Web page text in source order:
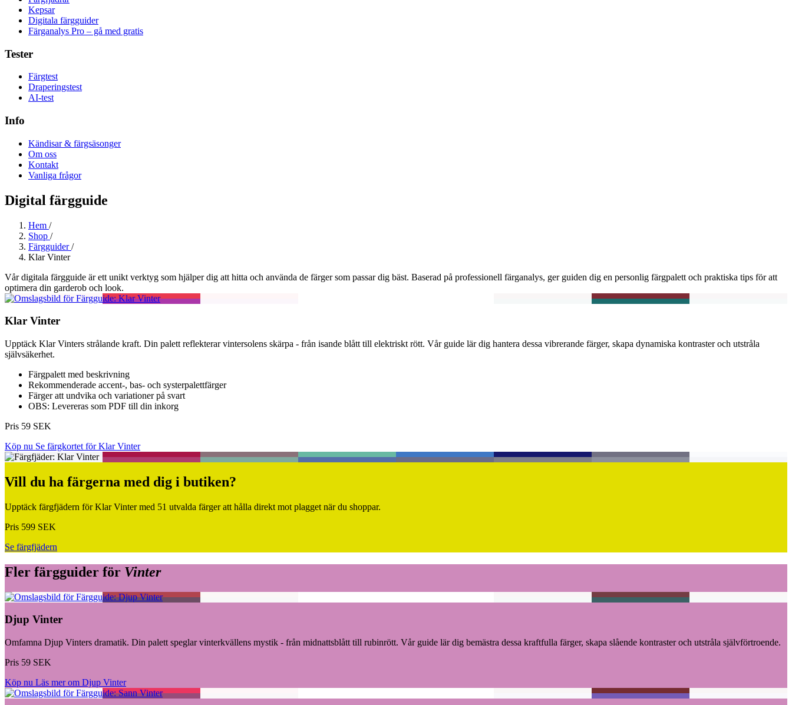
Kepsar
Digitala färgguider
Färganalys Pro – gå med gratis
Tester
Färgtest
Draperingstest
AI-test
Info
Kändisar & färgsäsonger
Om oss
Kontakt
Vanliga frågor
Digital färgguide
Hem /
Shop /
Färgguider /
Klar Vinter
Vår digitala färgguide är ett unikt verktyg som hjälper dig att hitta och använda de färger som passar dig bäst. Baserad på professionell färganalys, ger guiden dig en personlig färgpalett och praktiska tips för att
optimera din garderob och look.
Klar Vinter
Upptäck Klar Vinters strålande kraft. Din palett reflekterar vintersolens skärpa - från isande blått till elektriskt rött. Vår guide lär dig hantera dessa vibrerande färger, skapa dynamiska kontraster och utstråla
självsäkerhet.
Färgpalett med beskrivning
Rekommenderade accent-, bas- och systerpalettfärger
Färger att undvika och variationer på svart
OBS: Levereras som PDF till din inkorg
Pris 59 SEK
Köp nu Se färgkortet för Klar Vinter
Vill du ha färgerna med dig i butiken?
Upptäck färgfjädern för Klar Vinter med 51 utvalda färger att hålla direkt mot plagget när du shoppar.
Pris 599 SEK
Se färgfjädern
Fler färgguider för Vinter
Djup Vinter
Omfamna Djup Vinters dramatik. Din palett speglar vinterkvällens mystik - från midnattsblått till rubinrött. Vår guide lär dig bemästra dessa kraftfulla färger, skapa slående kontraster och utstråla självförtroende.
Pris 59 SEK
Köp nu Läs mer om Djup Vinter